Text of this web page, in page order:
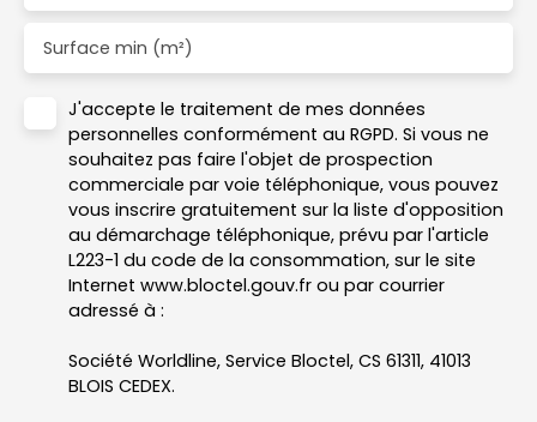
Surface min (m²)
J'accepte le traitement de mes données
personnelles conformément au RGPD. Si vous ne
souhaitez pas faire l'objet de prospection
commerciale par voie téléphonique, vous pouvez
vous inscrire gratuitement sur la liste d'opposition
au démarchage téléphonique, prévu par l'article
L223-1 du code de la consommation, sur le site
Internet www.bloctel.gouv.fr ou par courrier
adressé à :
Société Worldline, Service Bloctel, CS 61311, 41013
BLOIS CEDEX.